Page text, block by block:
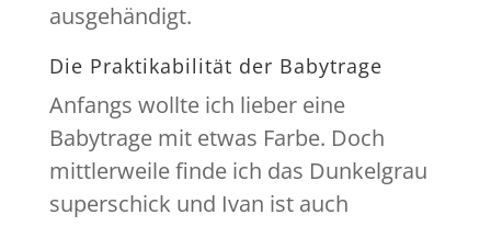
ausgehändigt.
Die Praktikabilität der Babytrage
Anfangs wollte ich lieber eine
Babytrage mit etwas Farbe. Doch
mittlerweile finde ich das Dunkelgrau
superschick und Ivan ist auch